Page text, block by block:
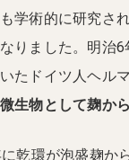
学術的に研究さ
りました。明治
たドイツ人ヘル
生物として麹か
乾環が泡盛麹か